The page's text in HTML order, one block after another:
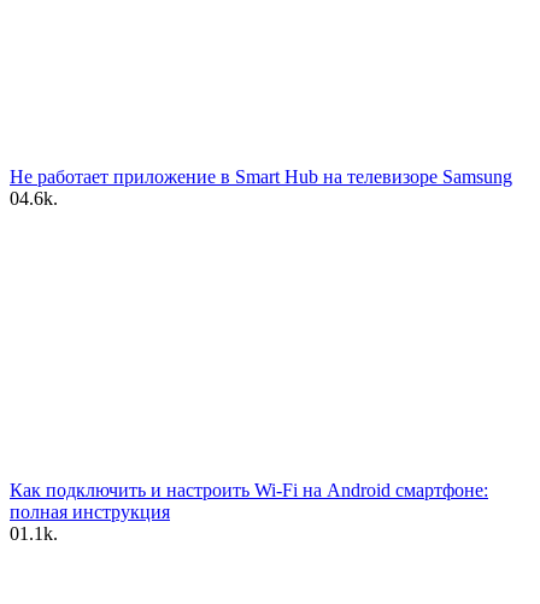
Не работает приложение в Smart Hub на телевизоре Samsung
04.6k.
Как подключить и настроить Wi-Fi на Android смартфоне:
полная инструкция
01.1k.